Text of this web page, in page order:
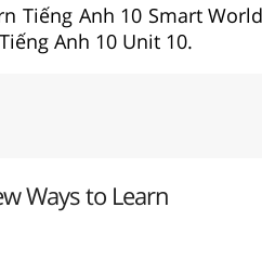
Tiếng Anh 10 Smart
Anh 10 Unit 10.
Ways to Learn